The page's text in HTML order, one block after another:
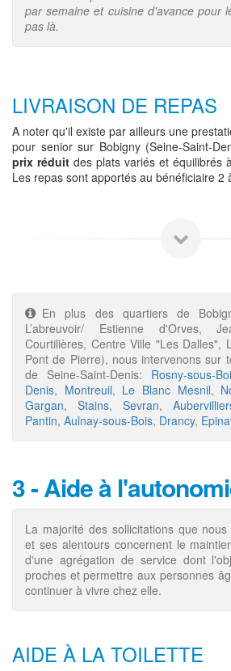
par semaine et cuisine d'avance pour
pas là.
LIVRAISON DE REPAS
A noter qu'il existe par ailleurs une
pour senior sur Bobigny (Seine-Saint-
prix réduit des plats variés et équilibrés
Les repas sont apportés au bénéficiaire 2
En plus des quartiers de
L’abreuvoir/ Estienne d'Orves,
Courtilières, Centre Ville "Les Dalles",
Pont de Pierre), nous intervenons sur
de Seine-Saint-Denis: Rosny-sous-
Denis, Montreuil, Le Blanc Mesnil,
Gargan, Stains, Sevran,
Pantin, Aulnay-sous-Bois, Drancy,
3 - Aide à
La majorité des sollicitations que
et ses alentours concernent le
d'une agrégation de service dont
proches et permettre aux personnes
continuer à vivre chez elle.
AIDE À LA TOILETTE